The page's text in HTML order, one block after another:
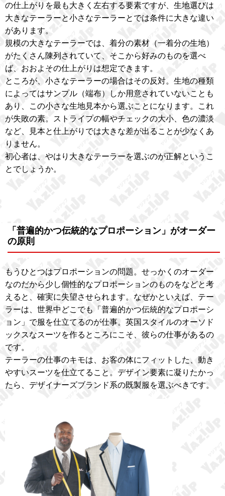
の仕上がりを最も大きく左右する要素ですが、生地選びは
大きなテーラーと小さなテーラーとでは条件に大きな違い
があります。
規模の大きなテーラーでは、着分の素材（一着分の生地）
がたくさん陳列されていて、そこから好みのものを選べ
ば、おおよその仕上がりは想定できます。
ところが、小さなテーラーの場合はその反対。生地の種類
によってはサンプル（端布）しか用意されていないことも
あり、この小さな生地見本から選ぶことになります。これ
が失敗の素。ストライプの幅やチェックの大小、色の濃淡
など、見本と仕上がりでは大きな差が出ることが少なくあ
りません。
初心者は、やはり大きなテーラーを選ぶのが正解というこ
とでしょうか。
「普遍的かつ伝統的なプロポーション」がオーダー
の原則
もうひとつはプロポーションの問題。せっかくのオーダー
なのだから少し個性的なプロポーションのものをなどと考
えると、確実に失望させられます。なぜかといえば、テー
ラーは、世界中どこでも「普遍的かつ伝統的なプロポーシ
ョン」で服を仕立てるのが仕事。英国スタイルのオーソド
ックスなスーツを作るところにこそ、彼らの仕事があるの
です。
テーラーの仕事のキモは、お客の体にフィットした、動き
やすいスーツを仕立てること。デザイン要素に凝りたかっ
たら、デザイナーズブランド系の既製服を選ぶべきです。